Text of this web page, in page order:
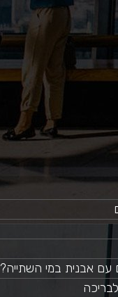
עם אבנית במי השתייה?